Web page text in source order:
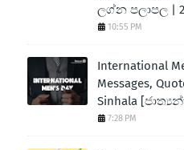
ලග්න පලාපල |
10:55 PM
International
Messages,
Sinhala
7:28 PM